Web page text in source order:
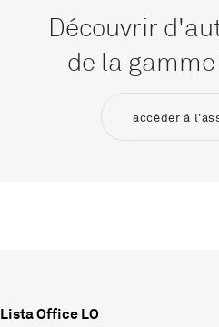
Découvrir
de la
accéder à
Lista Office LO